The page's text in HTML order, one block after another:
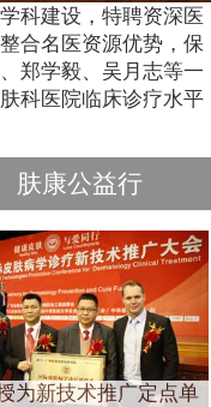
科建设，特聘资深医
合名医资源优势，保
郑学毅、吴月志等一
科医院临床诊疗水平
肤康公益行
为新技术推广定点单